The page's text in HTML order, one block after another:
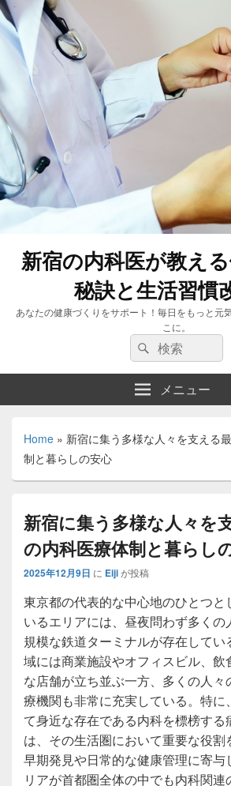
新宿の内科医が教え
秘訣と生活習慣
あなたの健康づくりをサポート！毎日をもっと元
こに。
検
索:
検
索
メニュー
Home » 新宿に集う多様な人々を支える
制と暮らしの安心
新宿に集う多様な人々を
の内科医療体制と暮らし
2025年12月9日 に Eijiが投稿
東京都の代表的な中心地のひとつと
いるエリアには、昼夜問わず多くの
規模な鉄道ターミナルが存在してい
域には商業施設やオフィスビル、飲
な店舗が立ち並ぶ一方、多くの人々
療機関も非常に充実している。特に
て身近な存在である内科を標榜する
は、その生活圏において重要な役
早期発見や日常的な健康管理に寄与
リアが首都圏全体の中でも内科関